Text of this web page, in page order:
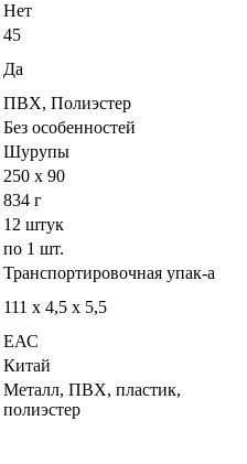
Нет
45
Да
ПВХ, Полиэстер
Без особенностей
Шурупы
250 х 90
834 г
12 штук
по 1 шт.
Транспортировочная упак-а
111 х 4,5 х 5,5
ЕАС
Китай
Металл, ПВХ, пластик,
полиэстер